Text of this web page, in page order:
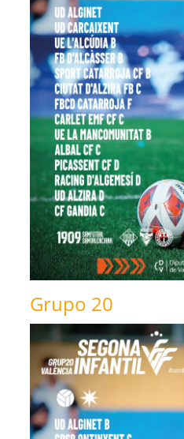
Grupo 20